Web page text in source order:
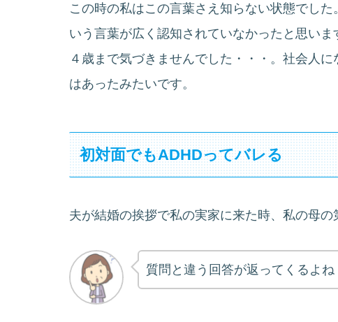
この時の私はこの言葉さえ知らない状態でし
いう言葉が広く認知されていなかったと思い
４歳まで気づきませんでした・・・。社会人
はあったみたいです。
初対面でもADHDってバレる
夫が結婚の挨拶で私の実家に来た時、私の母の
質問と違う回答が返ってくるよね